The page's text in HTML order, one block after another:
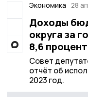
Экономика 28
Доходы
округа за
8,6
Совет
отчёт об
2023 год.